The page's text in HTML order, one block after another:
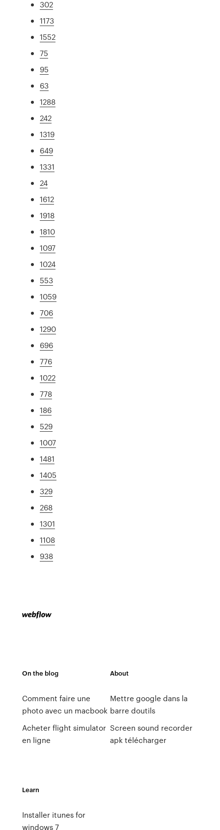
302
1173
1552
75
95
63
1288
242
1319
649
1331
24
1612
1918
1810
1097
1024
553
1059
706
1290
696
776
1022
778
186
529
1007
1481
1405
329
268
1301
1108
938
On the blog
Comment faire une
photo avec un macbook
Acheter flight simulator
en ligne
About
Mettre google dans la
barre doutils
Screen sound recorder
apk télécharger
Learn
Installer itunes for
windows 7